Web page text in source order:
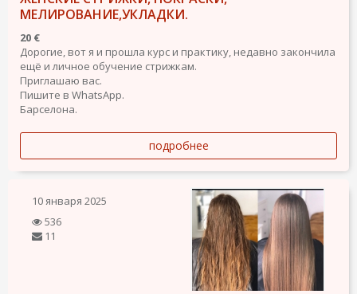
МЕЛИРОВАНИЕ,УКЛАДКИ.
20 €
Дорогие, вот я и прошла курс и практику, недавно закончила
ещё и личное обучение стрижкам.
Приглашаю вас.
Пишите в WhatsApp.
Барселона.
подробнее
10 января 2025
536
11